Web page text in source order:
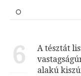
6
A tésztát
alakú